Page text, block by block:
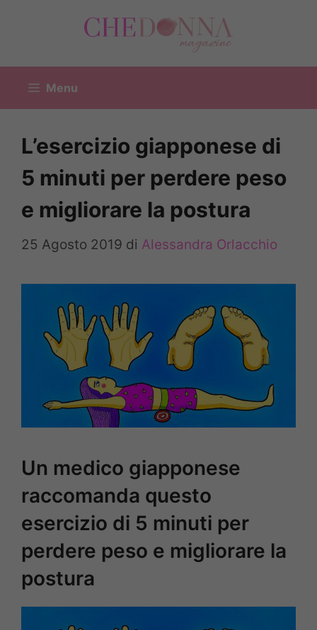
Menu
L’esercizio giapponese di
5 minuti per perdere peso
e migliorare la postura
25 Agosto 2019 di Alessandra Orlacchio
Un medico giapponese
raccomanda questo
esercizio di 5 minuti per
perdere peso e migliorare la
postura